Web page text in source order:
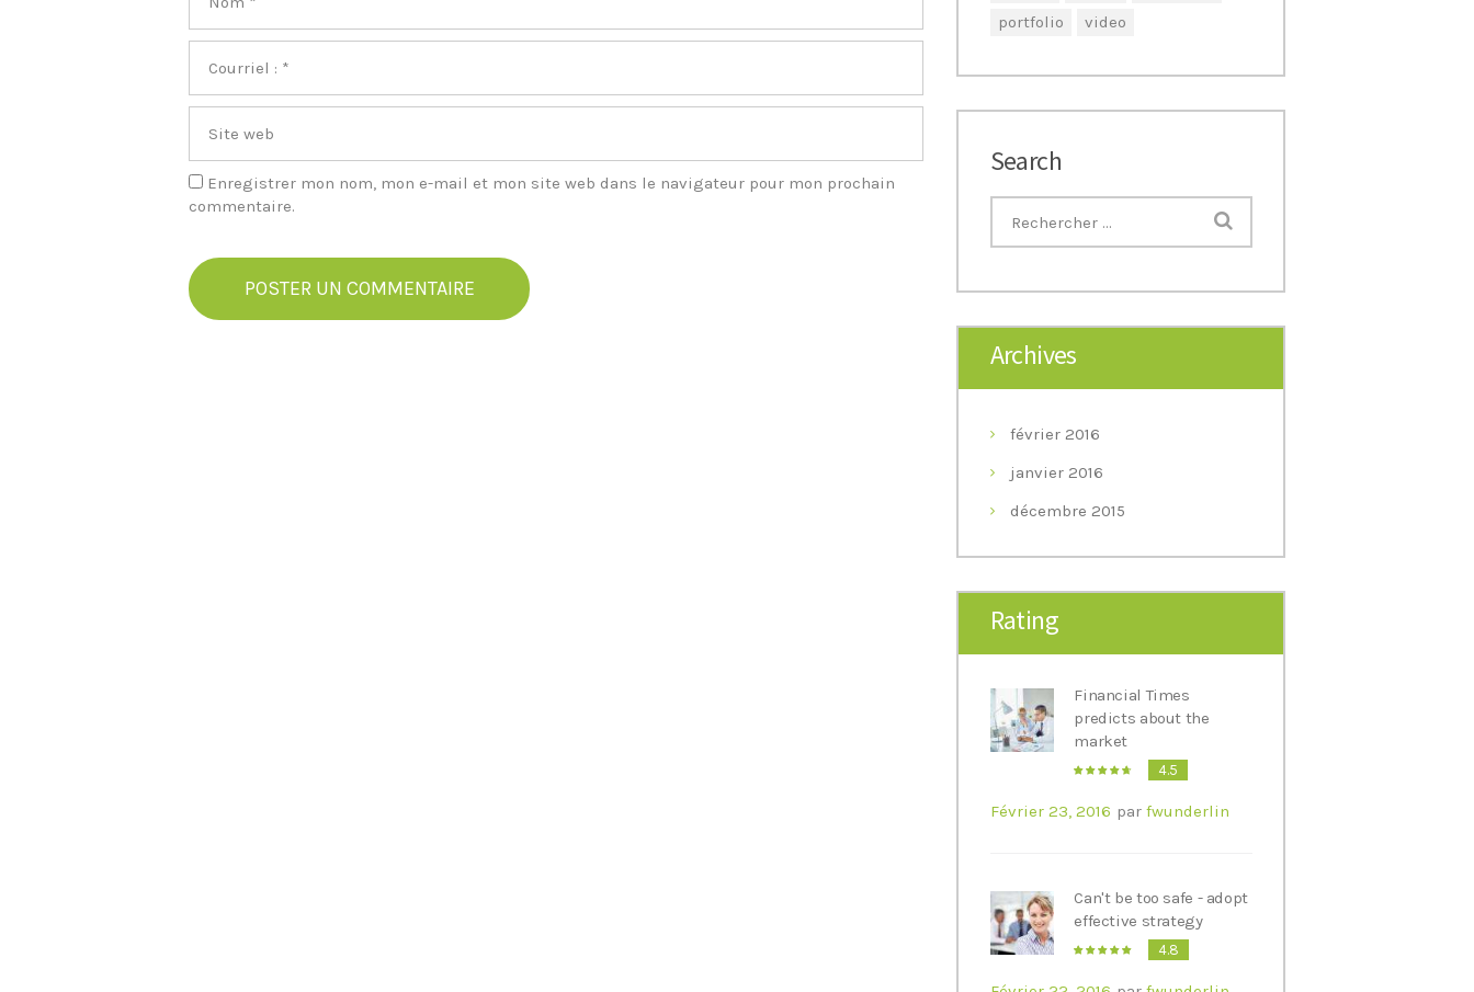
Enregistrer mon nom, mon e-mail et mon site web dans le navigateur pour mon prochain
commentaire.
portfolio
video
Search
Archives
février 2016
janvier 2016
décembre 2015
Rating
Financial Times
predicts about the
market
4.5
Février 23, 2016 par fwunderlin
Can't be too safe - adopt
effective strategy
4.8